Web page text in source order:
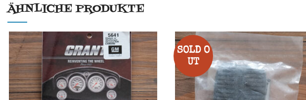
ÄHNLICHE PRODUKTE
SOLD O
UT